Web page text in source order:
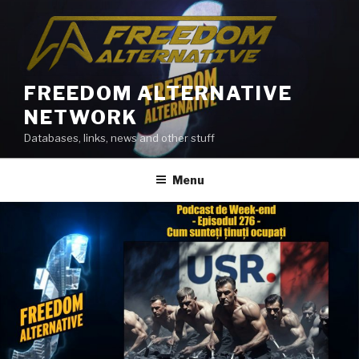
content
FREEDOM ALTERNATIVE
NETWORK
Databases, links, news and other stuff
Menu